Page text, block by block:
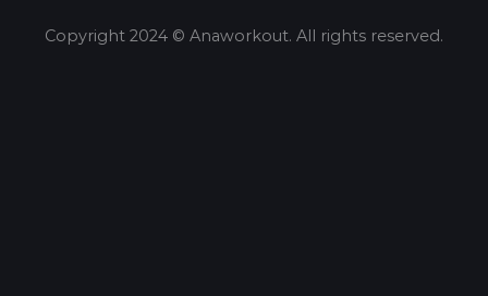
Copyright 2024 © Anaworkout. All rights reserved.